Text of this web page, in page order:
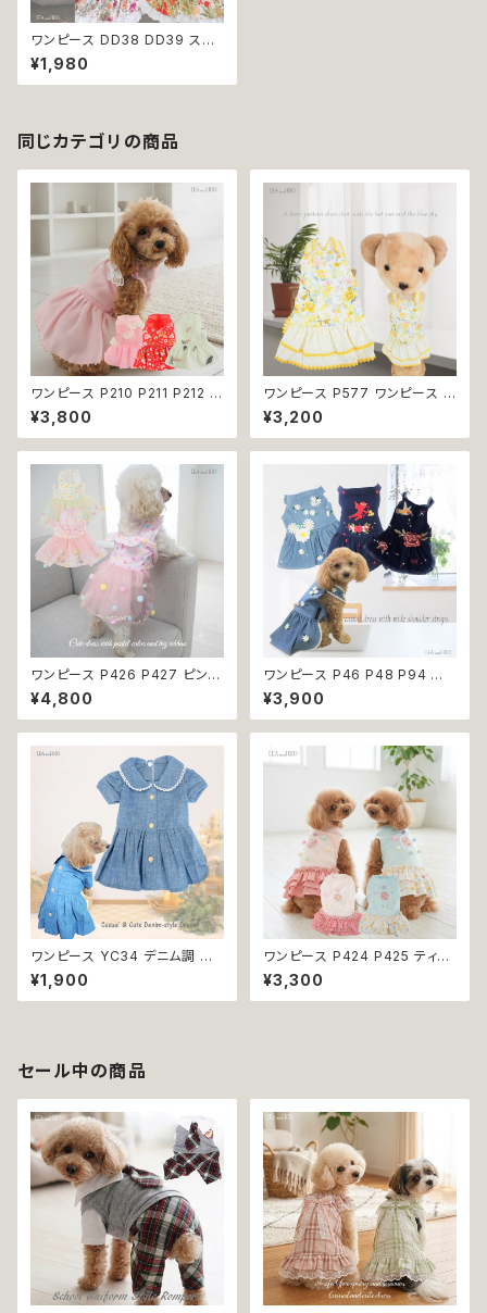
ワンピース DD38 DD39 スカ
ート ドレス レトロな花柄 花柄
リボン 花 犬 猫 ペット 服 犬服
猫服 犬の服 猫の服 返品交換不
¥1,980
同じカテゴリの商品
ワンピース P210 P211 P212 犬
イエロー ピンク ホワイト レッド
レモン 蝶 フラワー 猫 ペット 服
犬服 犬の服 犬洋服 犬の洋服
洋服 dog ドッグウェア ドッグウ
エア 女の子 小型犬 おしゃれ か
わいい 可愛い 透け感 コットン
返品交換不可
¥3,800
ワンピース P577 ワンピース ド
レス ハンドメイド 花 スカート ト
ップス ティアードスカート 春 夏
パピー 小型犬 犬 猫 ペット 服
ウェア おしゃれ かわいい お出
かけ 返品交換不可
¥3,200
ワンピース P426 P427 ピンク
ホワイト ハンドメイド ビーズ 揺
れる リボン レース ドッグウェア
春夏 ドッグウエア ドッグ ウェア
プル 犬洋服 猫洋服 春 夏 洋服
女の子 男の子 小型 おしゃれ か
わいい 送料無料 返品交換不可
¥4,800
ワンピース P46 P48 P94 犬
服 フラワー デニム調 トップス ナ
チュラル ハンドメイド ブルー 青
花 パール風 ビーズ ドッグ ウェ
服 犬の服 犬洋服 洋服 女の子
小型 小型犬 猫 おしゃれ かわい
い 返品交換不可
¥3,900
ワンピース YC34 デニム調 紺
レース シンプル 女の子 春 夏
犬 犬服 小型 猫 服 洋服 ペット
dog ドッグウェア おしゃれ かわ
¥1,900
ワンピース P424 P425 ティア
ード ドット 水玉 ハンドメイド ド
ッグウェア 春夏 ドッグウエア ド
ッグ ウェア 犬 猫 ペット 服 犬服
¥3,300
セール中の商品